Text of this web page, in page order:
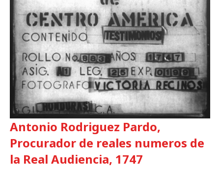
Antonio Rodriguez Pardo,
Procurador de reales numeros de
la Real Audiencia, 1747